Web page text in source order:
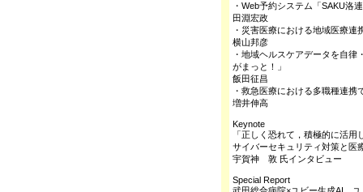
・Web予約システム「SAKU洛
田淵宏政
・災害医療における地域医療
横山邦彦
・地域ヘルスケアデータを自
がまっと！」
飯田征昌
・救急医療における多職種連携
増井伸高
Keynote
「正しく恐れて，積極的に活用
サイバーセキュリティ対策と医
宇賀神 敦 氏インタビュー
Special Report